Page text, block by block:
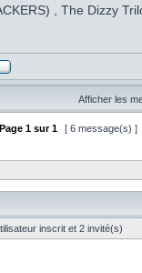
, The Dizzy
Afficher les
Page 1 sur1 [ 6 message(s) ]
inscrit et 2 invité(s)